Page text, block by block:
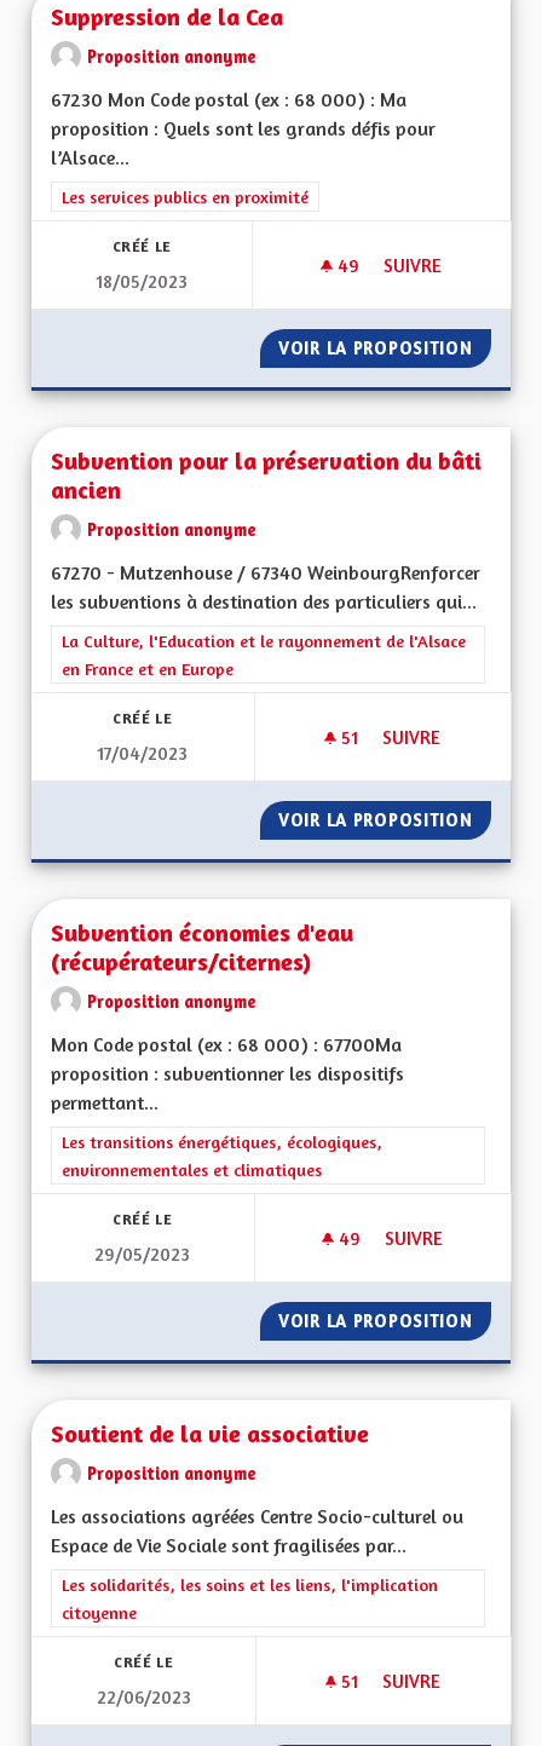
Suppression de la Cea
Proposition anonyme
67230 Mon Code postal (ex : 68 000) : Ma
proposition : Quels sont les grands défis pour
l’Alsace...
Filtrer les résultats de la catégorie : Les services publics en
Les services publics en proximité
CRÉÉ LE
18/05/2023
49 49 ABONNÉS
SUIVRE
VOIR LA PROPOSITION
Subvention pour la préservation du bâti
ancien
Proposition anonyme
67270 - Mutzenhouse / 67340 WeinbourgRenforcer
les subventions à destination des particuliers qui...
Filtrer les résultats de la catégorie : La Culture, l'Education et
La Culture, l'Education et le rayonnement de l'Alsace
en France et en Europe
CRÉÉ LE
17/04/2023
51 51 ABONNÉS
SUIVRE
VOIR LA PROPOSITION
Subvention économies d'eau
(récupérateurs/citernes)
Proposition anonyme
Mon Code postal (ex : 68 000) : 67700Ma
proposition : subventionner les dispositifs
permettant...
Filtrer les résultats de la catégorie : Les transitions
Les transitions énergétiques, écologiques,
environnementales et climatiques
CRÉÉ LE
29/05/2023
49 49 ABONNÉS
SUIVRE
VOIR LA PROPOSITION
Soutient de la vie associative
Proposition anonyme
Les associations agréées Centre Socio-culturel ou
Espace de Vie Sociale sont fragilisées par...
Filtrer les résultats de la catégorie : Les solidarités, les soins
Les solidarités, les soins et les liens, l'implication
citoyenne
CRÉÉ LE
22/06/2023
51 51 ABONNÉS
SUIVRE